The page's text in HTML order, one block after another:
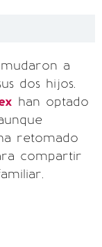
a
dos hijos.
han optado
retomado
compartir